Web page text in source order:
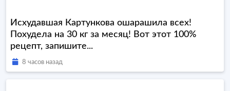
Исхудавшая Картункова ошарашила всех!
Похудела на 30 кг за месяц! Вот этот 100%
рецепт, запишите...
8 часов назад